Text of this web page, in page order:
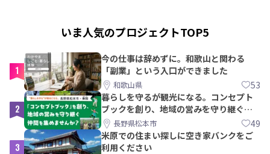
いま人気のプロジェクトTOP5
1
今の仕事は辞めずに。和歌山と関わる
「副業」という入口ができました
和歌山県 53
2
暮らしを守るが観光になる。コンセプト
ブックを創り、地域の営みを守り継ぐ仲
間を集めませんか？
長野県松本市 49
3
米原での住まい探しに空き家バンクをご
利用ください